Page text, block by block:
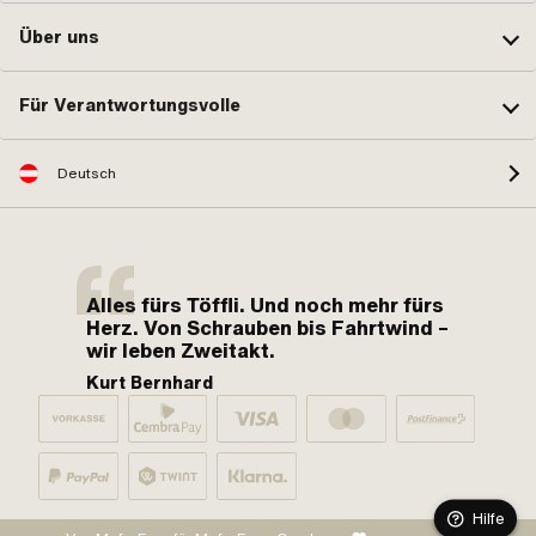
Über uns
Für Verantwortungsvolle
Deutsch
Alles fürs Töffli. Und noch mehr fürs
Herz. Von Schrauben bis Fahrtwind –
wir leben Zweitakt.
Kurt Bernhard
Hilfe